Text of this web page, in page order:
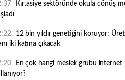
iki katına çıkacak